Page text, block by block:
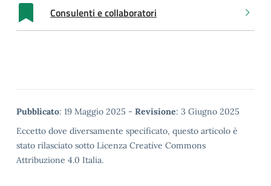
Consulenti e collaboratori
Metadata
Pubblicato: 19 Maggio 2025 - Revisione: 3 Giugno 2025
Eccetto dove diversamente specificato, questo articolo è
stato rilasciato sotto Licenza Creative Commons
Attribuzione 4.0 Italia.